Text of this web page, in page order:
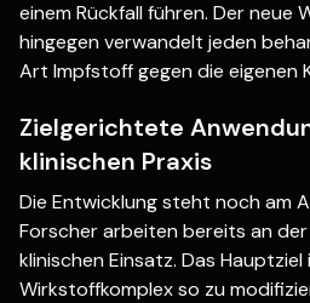
einem Rückfall führen. Der neue
hingegen verwandelt jeden
Art Impfstoff gegen die eigenen
Zielgerichtete
klinischen Praxis
Die Entwicklung steht noch am
Forscher arbeiten bereits an
klinischen Einsatz. Das Hauptziel
Wirkstoffkomplex so zu